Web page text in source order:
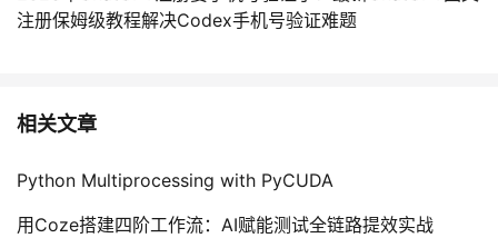
注册保姆级教程解决Codex手机号验证难题
相关文章
Python Multiprocessing with PyCUDA
用Coze搭建四阶工作流：AI赋能测试全链路提效实战